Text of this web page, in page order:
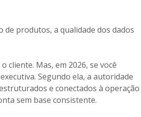
de produtos, a qualidade dos dados
cliente. Mas, em 2026, se você
Segundo ela, a autoridade
e conectados à operação
sem base consistente.